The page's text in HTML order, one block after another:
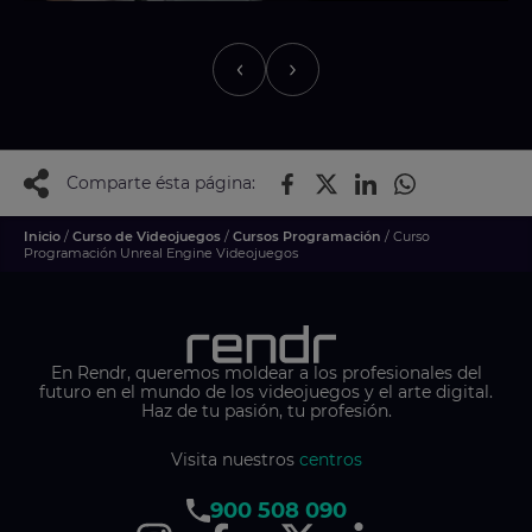
Comparte ésta página:
Inicio / Curso de Videojuegos / Cursos Programación / Curso
Programación Unreal Engine Videojuegos
En Rendr, queremos moldear a los profesionales del
futuro en el mundo de los videojuegos y el arte digital.
Haz de tu pasión, tu profesión.
Visita nuestros centros
900 508 090